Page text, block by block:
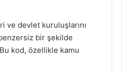
ve devlet kuruluşlarını
bir şekilde
kod, özellikle kamu